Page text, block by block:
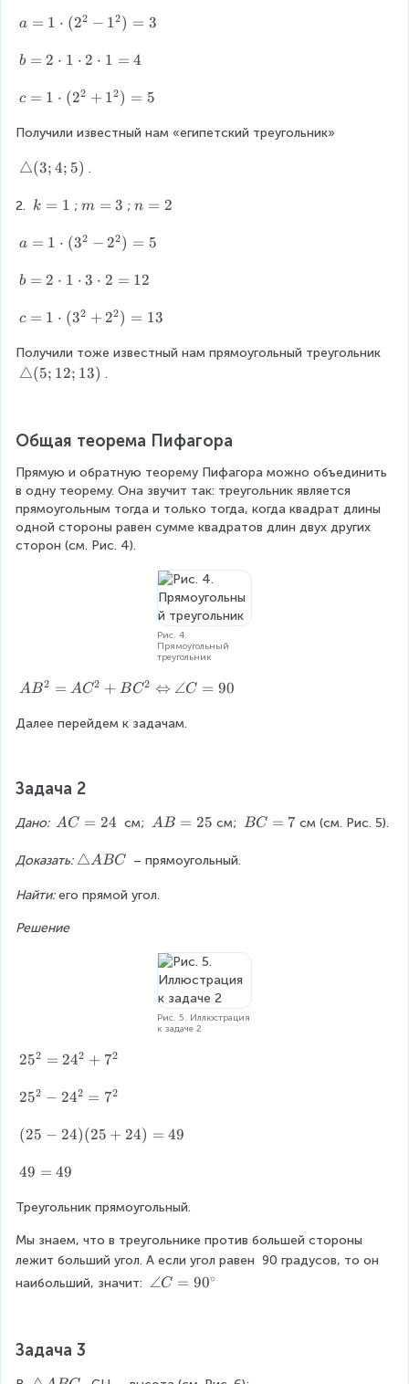
1
1
2
a
1
c
o
(
^
-
^
)
3
a = 1 ⋅ (22 − 12) = 3
b
2
c
o
1
c
o
2
c
d
=
b = 2 ⋅ 1 ⋅ 2 ⋅ 1 = 4
c
1
c
o
(
^
+
^
2
c = 1 ⋅ (22 + 12) = 5
Получили известный нам «египетский треугольник»
\
r
a
g
e
3
;
)
△(3; 4; 5) .
2. k
1
k = 1 ; m
3
m = 3 ; n
2
n = 2
a
1
c
o
t
2
2
^
2
)
=
a = 1 ⋅ (32 − 22) = 5
b
2
c
d
\
d
o
t
3
\
1
b = 2 ⋅ 1 ⋅ 3 ⋅ 2 = 12
c
1
\
t
(
3
^
2
+
2
c = 1 ⋅ (32 + 22) = 13
Получили тоже известный нам прямоугольный треугольник
\
a
n
g
l
e
(
5
)
△(5; 12; 13) .
Общая теорема Пифагора
Прямую и обратную теорему Пифагора можно объединить
в одну теорему. Она звучит так: треугольник является
прямоугольным тогда и только тогда, когда квадрат длины
одной стороны равен сумме квадратов длин двух других
сторон (см. Рис. 4).
Рис. 4.
Прямоугольный
треугольник
A
^
A
C
^
2
+
B
C
2
h
a
r
r
o
w
\
a
n
g
le
=
AB2 = AC2 + BC2 ⇔ ∠C = 90
Далее перейдем к задачам.
Задача 2
Дано: A
=
4
AC = 24 см; A
=
5
AB = 25 см; B
BC = 7 см (см. Рис. 5).
Доказать: \
ri
△ABC – прямоугольный.
Найти: его прямой угол.
Решение
Рис. 5. Иллюстрация
к задаче 2
2
^
=
4
2
7
^
2
252 = 242 + 72
2
^
-
4
2
=
7
252 − 242 = 72
(
5
2
)
(
2
4
(25 − 24)(25 + 24) = 49
4
=
9
49 = 49
Треугольник прямоугольный.
Мы знаем, что в треугольнике против большей стороны
лежит больший угол. А если угол равен 90 градусов, то он
наибольший, значит: \
∠C = 90∘
Задача 3